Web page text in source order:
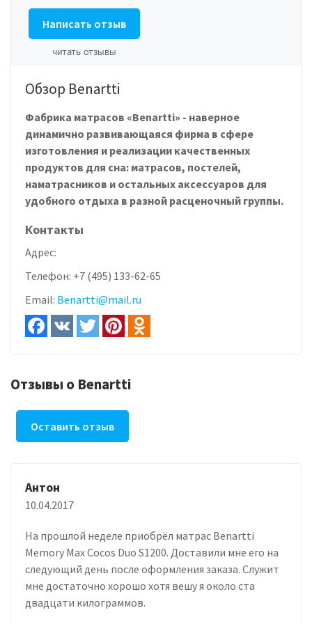
Написать отзыв
читать отзывы
Обзор Benartti
Фабрика матрасов «Benartti» - наверное
динамично развивающаяся фирма в сфере
изготовления и реализации качественных
продуктов для сна: матрасов, постелей,
наматрасников и остальных аксессуаров для
удобного отдыха в разной расценочный группы.
Контакты
Адрес:
Телефон: +7 (495) 133-62-65
Email: Benartti@mail.ru
Отзывы о Benartti
Оставить отзыв
Антон
10.04.2017
На прошлой неделе приобрёл матрас Benartti
Memory Max Cocos Duo S1200. Доставили мне его на
следующий день после оформления заказа. Служит
мне достаточно хорошо хотя вешу я около ста
двадцати килограммов.